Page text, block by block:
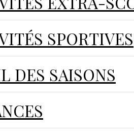
SPORTIVES
DES SAISONS